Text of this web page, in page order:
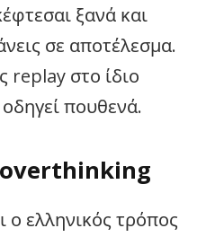
ξανά και
σε αποτέλεσμα.
replay στο ίδιο
πουθενά.
ο ελληνικός τρόπος